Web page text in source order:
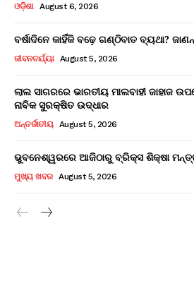
ଓଡ଼ିଶା August 6, 2026
ବର୍ଷାଦିନେ କାହିଁକି ବଢ଼େ ଗଣ୍ଠିବାତ ବ୍ୟଥା?
ଜୀବନଚର୍ଯ୍ୟା August 5, 2026
ଲାଲ ସାଗରରେ ଭାରତୀୟ ମାଲବାହୀ ଜାହାଜ
ନାବିକ ସୁରକ୍ଷିତ ଉଦ୍ଧାର
ଅନ୍ତର୍ଜାତୀୟ August 5, 2026
ଭୁବନେଶ୍ୱରରେ ଆଜିଠାରୁ ବ୍ରିକ୍ସ ଶିକ୍ଷା
ମୁଖ୍ୟ ଖବର August 5, 2026